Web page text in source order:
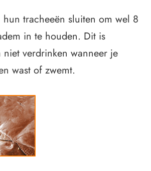
hun tracheeën sluiten om wel 8
in te houden. Dit is
verdrinken wanneer je
wast of zwemt.